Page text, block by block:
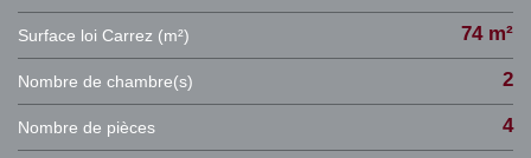
Surface loi Carrez (m²) 74 m²
Nombre de chambre(s) 2
Nombre de pièces 4